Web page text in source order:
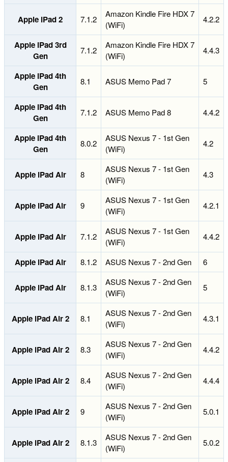
Apple iPad 2 7.1.2
Amazon Kindle Fire HDX 7
(WiFi)
4.2.2
Apple iPad 3rd
Gen
7.1.2
Amazon Kindle Fire HDX 7
(WiFi)
4.4.3
Apple iPad 4th
Gen
8.1 ASUS Memo Pad 7 5
Apple iPad 4th
Gen
7.1.2 ASUS Memo Pad 8 4.4.2
Apple iPad 4th
Gen
8.0.2
ASUS Nexus 7 - 1st Gen
(WiFi)
4.2
Apple iPad Air 8
ASUS Nexus 7 - 1st Gen
(WiFi)
4.3
Apple iPad Air 9
ASUS Nexus 7 - 1st Gen
(WiFi)
4.2.1
Apple iPad Air 7.1.2
ASUS Nexus 7 - 1st Gen
(WiFi)
4.4.2
Apple iPad Air 8.1.2 ASUS Nexus 7 - 2nd Gen 6
Apple iPad Air 8.1.3
ASUS Nexus 7 - 2nd Gen
(WiFi)
5
Apple iPad Air 2 8.1
ASUS Nexus 7 - 2nd Gen
(WiFi)
4.3.1
Apple iPad Air 2 8.3
ASUS Nexus 7 - 2nd Gen
(WiFi)
4.4.2
Apple iPad Air 2 8.4
ASUS Nexus 7 - 2nd Gen
(WiFi)
4.4.4
Apple iPad Air 2 9
ASUS Nexus 7 - 2nd Gen
(WiFi)
5.0.1
Apple iPad Air 2 8.1.3
ASUS Nexus 7 - 2nd Gen
(WiFi)
5.0.2